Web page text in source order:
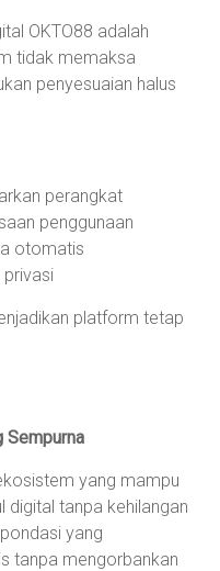
OKTO88 adalah
tidak memaksa
penyesuaian halus
perangkat
penggunaan
otomatis
privasi
platform tetap
Sempurna
yang mampu
digital tanpa kehilangan
yang
tanpa mengorbankan